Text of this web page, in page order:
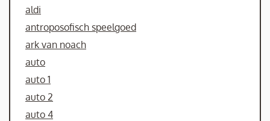
aldi
antroposofisch speelgoed
ark van noach
auto
auto 1
auto 2
auto 4